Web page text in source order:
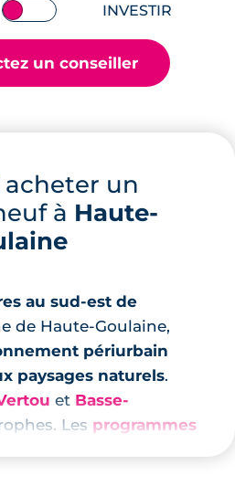
INVESTIR
un conseiller
un
à Haute-
au sud-est de
de Haute-Goulaine,
périurbain
paysages naturels.
et Basse-
Les programmes